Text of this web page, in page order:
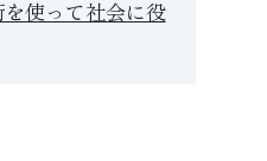
使って社会に役